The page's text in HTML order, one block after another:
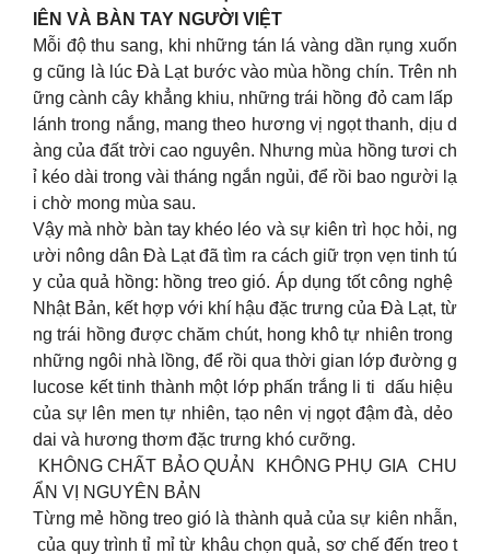
IÊN VÀ BÀN TAY NGƯỜI VIỆT
Mỗi độ thu sang, khi những tán lá vàng dần rụng xuốn
g cũng là lúc Đà Lạt bước vào mùa hồng chín. Trên nh
ững cành cây khẳng khiu, những trái hồng đỏ cam lấp
lánh trong nắng, mang theo hương vị ngọt thanh, dịu d
àng của đất trời cao nguyên. Nhưng mùa hồng tươi ch
ỉ kéo dài trong vài tháng ngắn ngủi, để rồi bao người lạ
i chờ mong mùa sau.
Vậy mà nhờ bàn tay khéo léo và sự kiên trì học hỏi, ng
ười nông dân Đà Lạt đã tìm ra cách giữ trọn vẹn tinh tú
y của quả hồng: hồng treo gió. Áp dụng tốt công nghệ
Nhật Bản, kết hợp với khí hậu đặc trưng của Đà Lạt, từ
ng trái hồng được chăm chút, hong khô tự nhiên trong
những ngôi nhà lồng, để rồi qua thời gian lớp đường g
lucose kết tinh thành một lớp phấn trắng li ti dấu hiệu
của sự lên men tự nhiên, tạo nên vị ngọt đậm đà, dẻo
dai và hương thơm đặc trưng khó cưỡng.
KHÔNG CHẤT BẢO QUẢN KHÔNG PHỤ GIA CHU
ẨN VỊ NGUYÊN BẢN
Từng mẻ hồng treo gió là thành quả của sự kiên nhẫn,
của quy trình tỉ mỉ từ khâu chọn quả, sơ chế đến treo t